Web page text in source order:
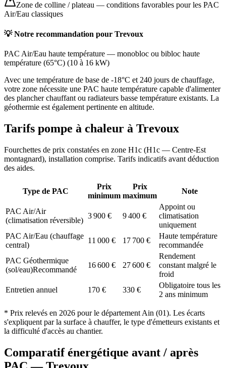
Zone de colline / plateau — conditions favorables pour les PAC
Air/Eau classiques
💡 Notre recommandation pour Trevoux
PAC Air/Eau haute température — monobloc ou bibloc haute
température (65°C) (10 à 16 kW)
Avec une température de base de -18°C et 240 jours de chauffage,
votre zone nécessite une PAC haute température capable d'alimenter
des plancher chauffant ou radiateurs basse température existants. La
géothermie est également pertinente en altitude.
Tarifs pompe à chaleur à Trevoux
Fourchettes de prix constatées en zone H1c (H1c — Centre-Est
montagnard), installation comprise. Tarifs indicatifs avant déduction
des aides.
Type de PAC
Prix
minimum
Prix
maximum
Note
PAC Air/Air
(climatisation réversible)
3 900 € 9 400 €
Appoint ou
climatisation
uniquement
PAC Air/Eau (chauffage
central)
11 000 € 17 700 €
Haute température
recommandée
PAC Géothermique
(sol/eau)Recommandé
16 600 € 27 600 €
Rendement
constant malgré le
froid
Entretien annuel
170 € 330 €
Obligatoire tous les
2 ans minimum
* Prix relevés en 2026 pour le département Ain (01). Les écarts
s'expliquent par la surface à chauffer, le type d'émetteurs existants et
la difficulté d'accès au chantier.
Comparatif énergétique avant / après